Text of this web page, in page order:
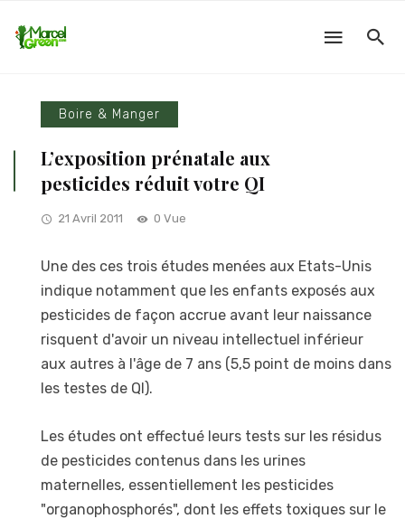
Boire & Manger
L’exposition prénatale aux
pesticides réduit votre QI
21 Avril 2011 0 Vue
Une des ces trois études menées aux Etats-Unis
indique notamment que les enfants exposés aux
pesticides de façon accrue avant leur naissance
risquent d'avoir un niveau intellectuel inférieur
aux autres à l'âge de 7 ans (5,5 point de moins dans
les testes de QI).
Les études ont effectué leurs tests sur les résidus
de pesticides contenus dans les urines
maternelles, essentiellement les pesticides
"organophosphorés", dont les effets toxiques sur le